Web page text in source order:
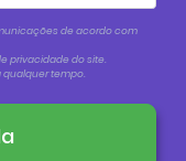
de acordo com
privacidade do site.
tempo.